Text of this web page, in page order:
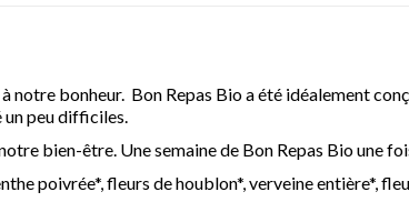
bonheur. Bon Repas Bio a été idéalement
un peu difficiles.
bien-être. Une semaine de Bon Repas Bio une
poivrée*, fleurs de houblon*, verveine entière*,